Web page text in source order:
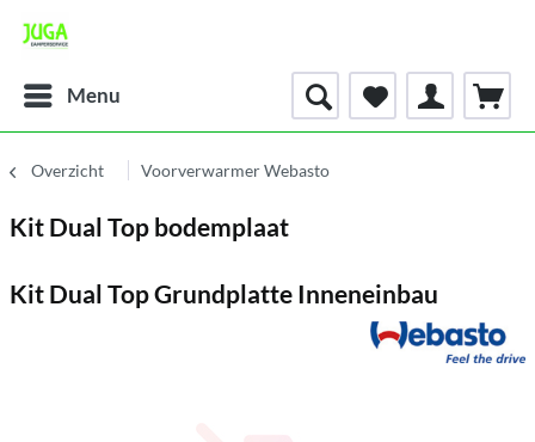
Menu
Overzicht Voorverwarmer Webasto
Kit Dual Top bodemplaat
Kit Dual Top Grundplatte Inneneinbau